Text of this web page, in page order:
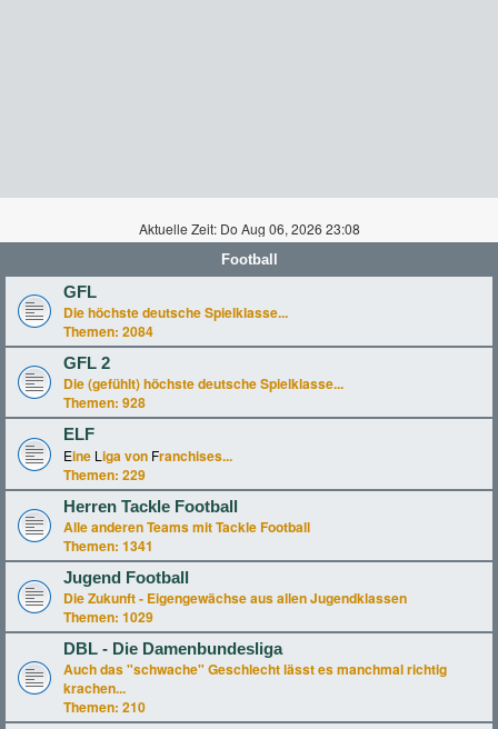
Aktuelle Zeit: Do Aug 06, 2026 23:08
Football
GFL
Die höchste deutsche Spielklasse...
Themen: 2084
GFL 2
Die (gefühlt) höchste deutsche Spielklasse...
Themen: 928
ELF
Eine L iga von Franchises...
Themen: 229
Herren Tackle Football
Alle anderen Teams mit Tackle Football
Themen: 1341
Jugend Football
Die Zukunft - Eigengewächse aus allen Jugendklassen
Themen: 1029
DBL - Die Damenbundesliga
Auch das "schwache" Geschlecht lässt es manchmal richtig
krachen...
Themen: 210